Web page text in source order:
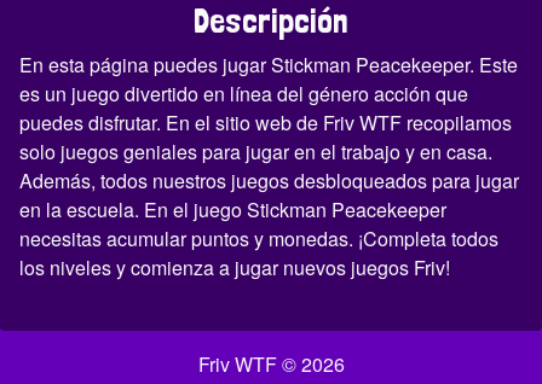
Descripción
En esta página puedes jugar Stickman Peacekeeper. Este
es un juego divertido en línea del género acción que
puedes disfrutar. En el sitio web de Friv WTF recopilamos
solo juegos geniales para jugar en el trabajo y en casa.
Además, todos nuestros juegos desbloqueados para jugar
en la escuela. En el juego Stickman Peacekeeper
necesitas acumular puntos y monedas. ¡Completa todos
los niveles y comienza a jugar nuevos juegos Friv!
Friv WTF © 2026